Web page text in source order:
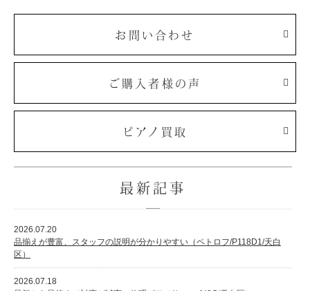
お問い合わせ
ご購入者様の声
ピアノ買取
最新記事
2026.07.20
品揃えが豊富、スタッフの説明が分かりやすい（ペトロフ/P118D1/天白
区）
2026.07.18